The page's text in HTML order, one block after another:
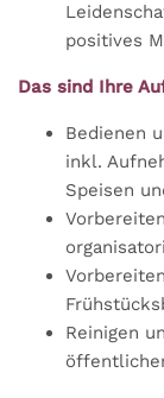
positives
Das sind Ihre
Bedienen
inkl.
Speisen
Reinigen